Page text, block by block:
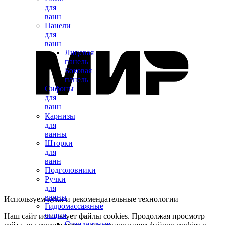
для
ванн
Панели
для
ванн
Лицевая
панель
Боковая
панель
Сифоны
для
ванн
Карнизы
для
ванны
Шторки
для
ванн
Подголовники
Ручки
для
ванны
Гидромассажные
опции
Используем куки и рекомендательные технологии
Наш сайт использует файлы cookies. Продолжая просмотр